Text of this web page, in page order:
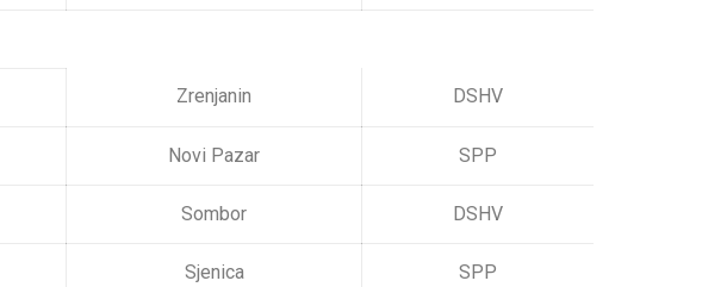
Zrenjanin DSHV
Novi Pazar SPP
Sombor DSHV
Sjenica SPP